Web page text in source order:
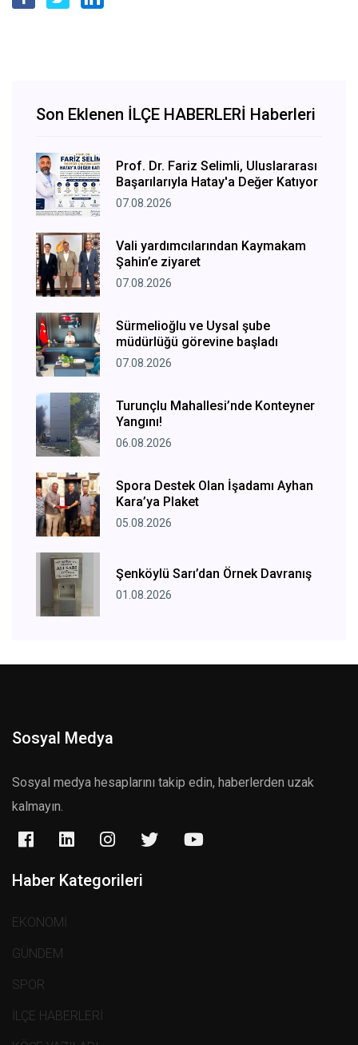
Son Eklenen İLÇE HABERLERİ Haberleri
Prof. Dr. Fariz Selimli, Uluslararası
Başarılarıyla Hatay'a Değer Katıyor
07.08.2026
Vali yardımcılarından Kaymakam
Şahin’e ziyaret
07.08.2026
Sürmelioğlu ve Uysal şube
müdürlüğü görevine başladı
07.08.2026
Turunçlu Mahallesi’nde Konteyner
Yangını!
06.08.2026
Spora Destek Olan İşadamı Ayhan
Kara’ya Plaket
05.08.2026
Şenköylü Sarı’dan Örnek Davranış
01.08.2026
Sosyal Medya
Sosyal medya hesaplarını takip edin, haberlerden uzak
kalmayın.
Haber Kategorileri
EKONOMİ
GÜNDEM
SPOR
İLÇE HABERLERİ